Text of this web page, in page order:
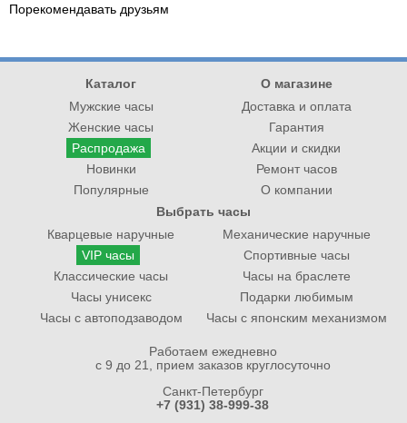
Порекомендавать друзьям
Выбрать часы
Работаем ежедневно
с 9 до 21, прием заказов круглосуточно
Санкт-Петербург
+7 (931) 38-999-38
Каталог О магазине
Кварцевые наручные
VIP часы
Классические часы
Часы унисекс
Часы с автоподзаводом
Доставка и оплата
Гарантия
Акции и скидки
Ремонт часов
О компании
Мужские часы
Женские часы
Распродажа
Новинки
Популярные
Механические наручные
Спортивные часы
Часы на браслете
Подарки любимым
Часы с японским механизмом